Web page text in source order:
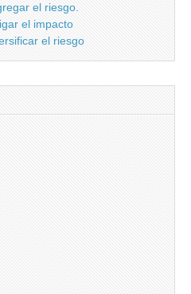
el riesgo.
el impacto
el riesgo